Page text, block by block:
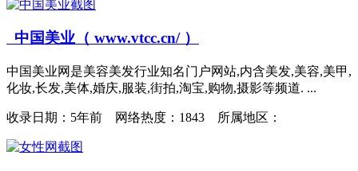
中国美业（ www.vtcc.cn/ ）
中国美业网是美容美发行业知名门户网站,内含美发,美容,美甲,
化妆,长发,美体,婚庆,服装,街拍,淘宝,购物,摄影等频道. ...
收录日期： 5年前 网络热度：1843 所属地区：